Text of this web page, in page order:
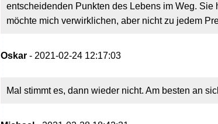
entscheidenden Punkten des Lebens im Weg.
möchte mich verwirklichen, aber nicht zu jedem
Oskar - 2021-02-24 12:17:03
Mal stimmt es, dann wieder nicht. Am besten an